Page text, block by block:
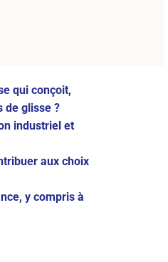
qui conçoit,
de glisse ?
industriel et
aux choix
y compris à